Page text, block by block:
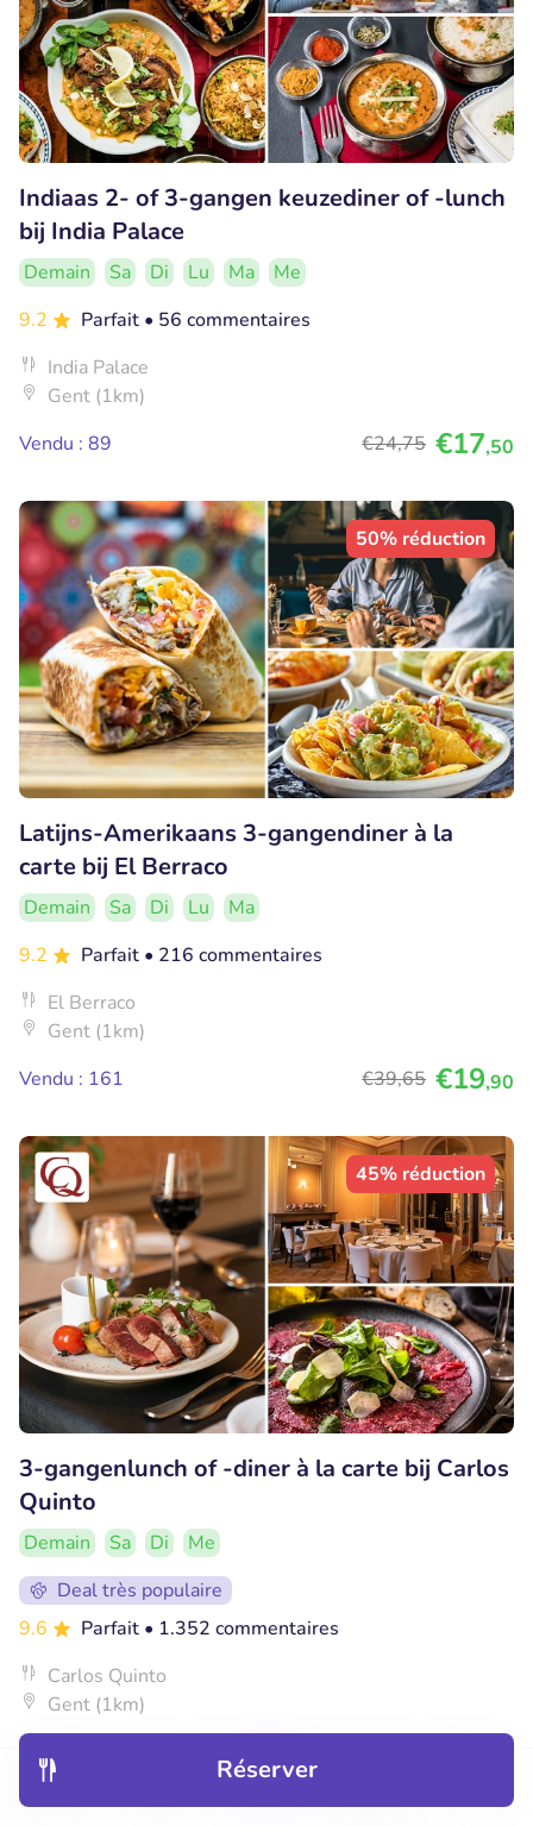
Réserver
Indiaas 2- of 3-gangen keuzediner of -lunch
bij India Palace
Demain Sa Di Lu Ma
Me
9.2
Parfait • 56 commentaires
India Palace
Gent (1km)
Vendu : 89
€24,75 €17,50
50% réduction
Latijns-Amerikaans 3-gangendiner à la
carte bij El Berraco
Demain Sa Di Lu
Ma
9.2
Parfait • 216 commentaires
El Berraco
Gent (1km)
Vendu : 161
€39,65 €19,90
45% réduction
3-gangenlunch of -diner à la carte bij Carlos
Quinto
Demain Sa Di
Me
Deal très populaire
9.6
Parfait • 1.352 commentaires
Carlos Quinto
Gent (1km)
Vendu : 180